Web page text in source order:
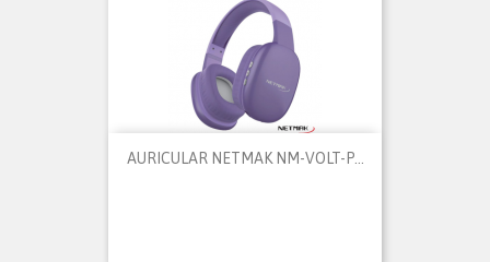
AURICULAR NETMAK NM-VOLT-P...